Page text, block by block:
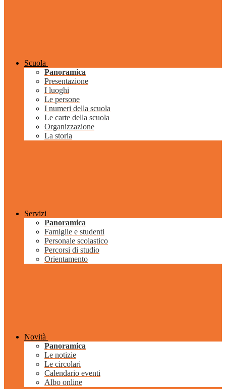
Scuola
Panoramica
Presentazione
I luoghi
Le persone
I numeri della scuola
Le carte della scuola
Organizzazione
La storia
Servizi
Panoramica
Famiglie e studenti
Personale scolastico
Percorsi di studio
Orientamento
Novità
Panoramica
Le notizie
Le circolari
Calendario eventi
Albo online